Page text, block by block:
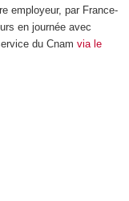
employeur, par France-
en journée avec
du Cnam via le